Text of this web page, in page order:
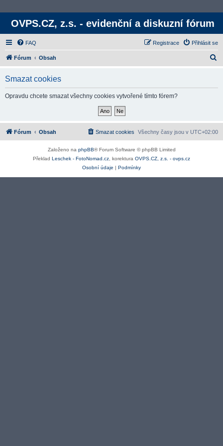
OVPS.CZ, z.s. - evidenční a diskuzní fórum
FAQ Přihlásit se
Registrace
Fórum Obsah
Smazat cookies
Opravdu chcete smazat všechny cookies vytvořené tímto fórem?
Fórum Obsah Všechny časy jsou v UTC+02:00
Smazat cookies
Založeno na phpBB® Forum Software © phpBB Limited
Překlad Leschek - FotoNomad.cz , korektura OVPS.CZ, z.s. - ovps.cz
Osobní údaje | Podmínky